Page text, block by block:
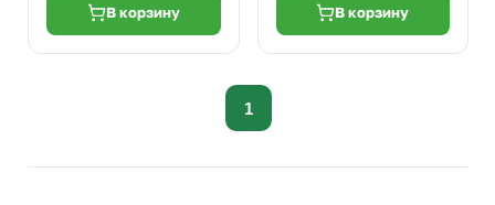
В корзину В корзину
1